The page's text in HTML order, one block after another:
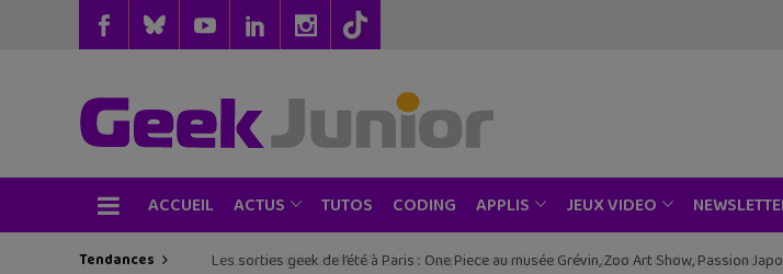
ACCUEIL ACTUS TUTOS CODING APPLIS JEUX VIDEO
Tendances Les sorties geek de l’été à Paris : One Piece au musée Grévin, Zoo Art Show, Passion